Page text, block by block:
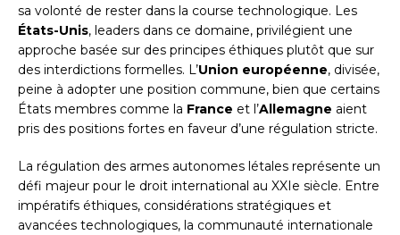
sa volonté de rester dans la course technologique. Les
États-Unis, leaders dans ce domaine, privilégient une
approche basée sur des principes éthiques plutôt que sur
des interdictions formelles. L’Union européenne, divisée,
peine à adopter une position commune, bien que certains
États membres comme la France et l’Allemagne aient
pris des positions fortes en faveur d’une régulation stricte.
La régulation des armes autonomes létales représente un
défi majeur pour le droit international au XXIe siècle. Entre
impératifs éthiques, considérations stratégiques et
avancées technologiques, la communauté internationale